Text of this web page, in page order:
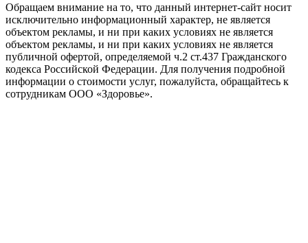
Обращаем внимание на то, что данный интернет-сайт носит
исключительно информационный характер, не является
объектом рекламы, и ни при каких условиях не является
объектом рекламы, и ни при каких условиях не является
публичной офертой, определяемой ч.2 ст.437 Гражданского
кодекса Российской Федерации. Для получения подробной
информации о стоимости услуг, пожалуйста, обращайтесь к
сотрудникам ООО «Здоровье».